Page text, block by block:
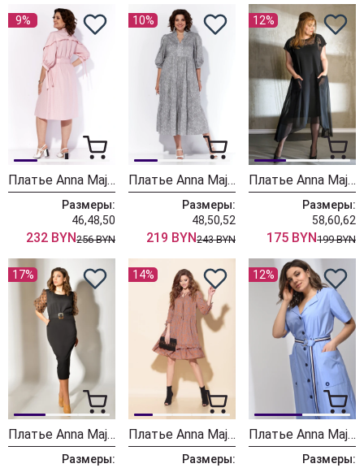
9%
Платье Anna Majewska 1539 розовый
Размеры:
46,48,50
232 BYN256 BYN
10%
Платье Anna Majewska 1538
Размеры:
48,50,52
219 BYN243 BYN
12%
Платье Anna Majewska 1020/1 черный
Размеры:
58,60,62
175 BYN199 BYN
17%
Платье Anna Majewska A-308 черный
Размеры:
14%
Платье Anna Majewska М-1355
Размеры:
12%
Платье Anna Majewska А305
Размеры: